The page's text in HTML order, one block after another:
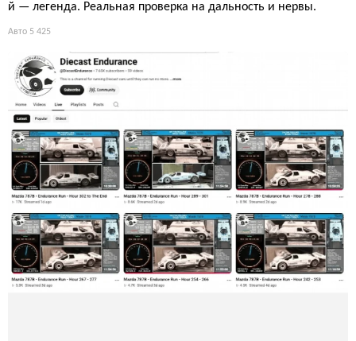
й — легенда. Реальная проверка на дальность и нервы.
Авто 5 425